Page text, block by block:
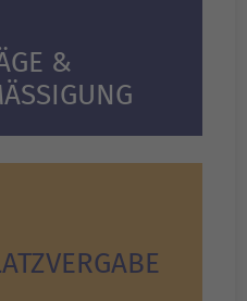
&